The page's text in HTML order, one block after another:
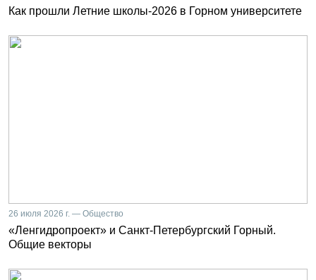
Как прошли Летние школы-2026 в Горном университете
26 июля 2026 г. — Общество
«Ленгидропроект» и Санкт-Петербургский Горный.
Общие векторы